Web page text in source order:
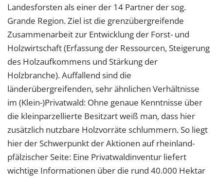
Landesforsten als einer der 14 Partner der sog.
Grande Region. Ziel ist die grenzübergreifende
Zusammenarbeit zur Entwicklung der Forst- und
Holzwirtschaft (Erfassung der Ressourcen, Steigerung
des Holzaufkommens und Stärkung der
Holzbranche). Auffallend sind die
länderübergreifenden, sehr ähnlichen Verhältnisse
im (Klein-)Privatwald: Ohne genaue Kenntnisse über
die kleinparzellierte Besitzart weiß man, dass hier
zusätzlich nutzbare Holzvorräte schlummern. So liegt
hier der Schwerpunkt der Aktionen auf rheinland-
pfälzischer Seite: Eine Privatwaldinventur liefert
wichtige Informationen über die rund 40.000 Hektar